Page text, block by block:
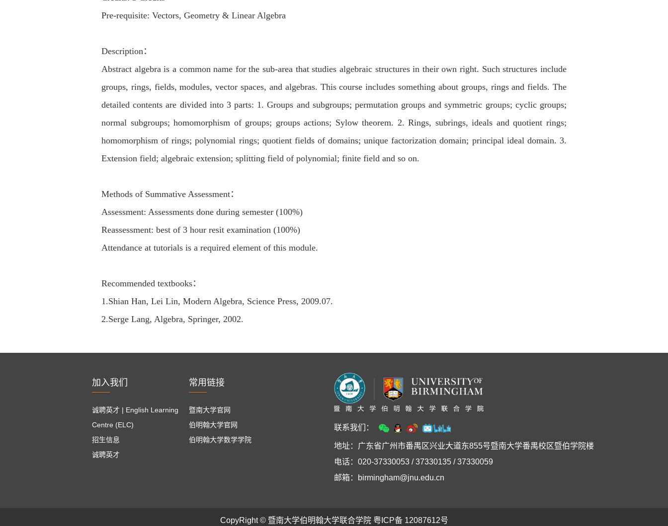
Pre-requisite: Vectors, Geometry & Linear Algebra
Description：
Abstract algebra is a common name for the sub-area that studies algebraic structures in their own right. Such structures include
groups, rings, fields, modules, vector spaces, and algebras. This course includes something about groups, rings and fields. The
detailed contents are divided into 3 parts: 1. Groups and subgroups; permutation groups and symmetric groups; cyclic groups;
normal subgroups; homomorphism of groups; groups actions; Sylow theorem. 2. Rings, subrings, ideals and quotient rings;
homomorphism of rings; polynomial rings; quotient fields of domains; unique factorization domain; principal ideal domain. 3.
Extension field; algebraic extension; splitting field of polynomial; finite field and so on.
Methods of Summative Assessment：
Assessment: Assessments done during semester (100%)
Reassessment: best of 3 hour resit examination (100%)
Attendance at tutorials is a required element of this module.
Recommended textbooks：
1.Shian Han, Lei Lin, Modern Algebra, Science Press, 2009.07.
2.Serge Lang, Algebra, Springer, 2002.
加入我们
诚聘英才 | English Learning
Centre (ELC)
招生信息
诚聘英才
常用链接
暨南大学官网
伯明翰大学官网
伯明翰大学数学学院
联系我们：
地址：广东省广州市番禺区兴业大道东855号暨南大学番禺校区暨伯学院楼
电话：020-37330053 / 37330135 / 37330059
邮箱：birmingham@jnu.edu.cn
CopyRight © 暨南大学伯明翰大学联合学院 粤ICP备 12087612号